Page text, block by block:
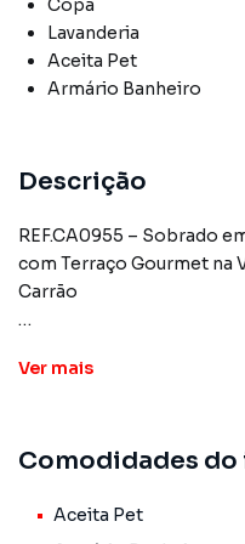
Copa
Lavanderia
Aceita Pet
Armário Banheiro
Descrição
REF.CA0955 – Sobrado
com Terraço Gourmet na
Carrão
Carrão – São Paulo/SP
-3 quartos (sendo 1 suíte
-Sala ampla para 2
Ver mais
Comodidades do
Aceita Pet